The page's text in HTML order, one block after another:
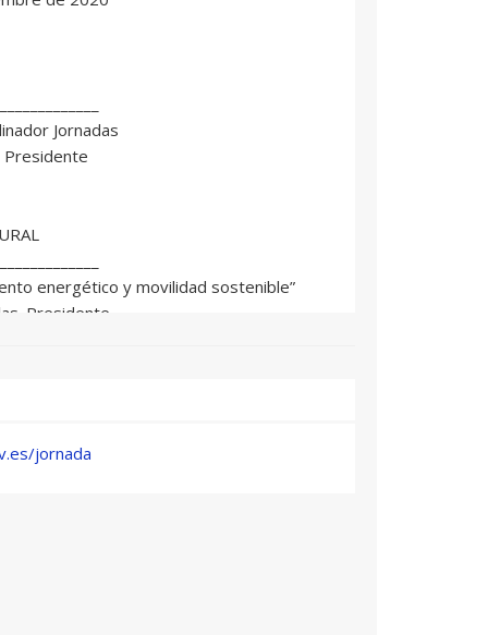
Jornadas
Presidente
energético y movilidad sostenible”
Presidente
Pellicer. CEO
jornada